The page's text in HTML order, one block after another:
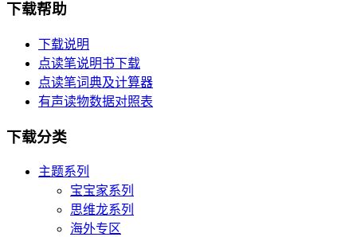
下载帮助
下载说明
点读笔说明书下载
点读笔词典及计算器
有声读物数据对照表
下载分类
主题系列
宝宝家系列
思维龙系列
海外专区